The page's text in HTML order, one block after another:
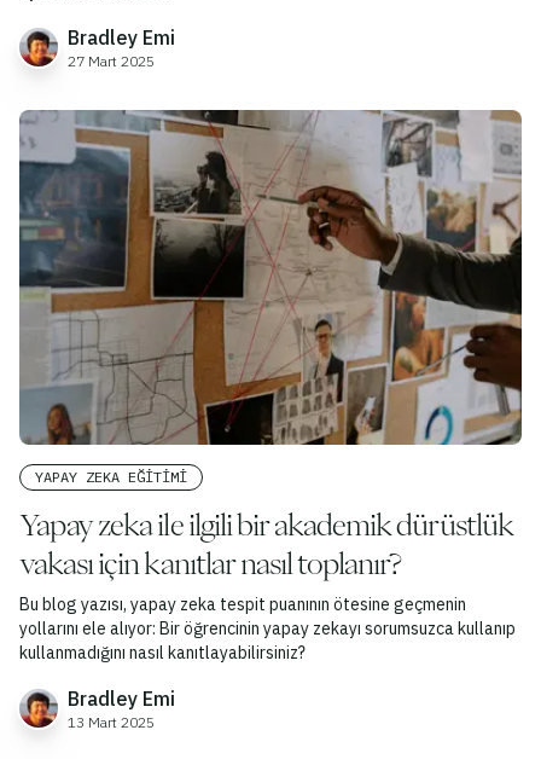
Bradley Emi
27 Mart 2025
YAPAY ZEKA EĞITIMI
Yapay zeka ile ilgili bir akademik dürüstlük
vakası için kanıtlar nasıl toplanır?
Bu blog yazısı, yapay zeka tespit puanının ötesine geçmenin
yollarını ele alıyor: Bir öğrencinin yapay zekayı sorumsuzca kullanıp
kullanmadığını nasıl kanıtlayabilirsiniz?
Bradley Emi
13 Mart 2025